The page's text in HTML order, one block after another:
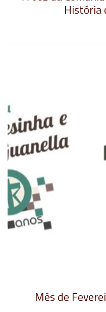
História
Mês de